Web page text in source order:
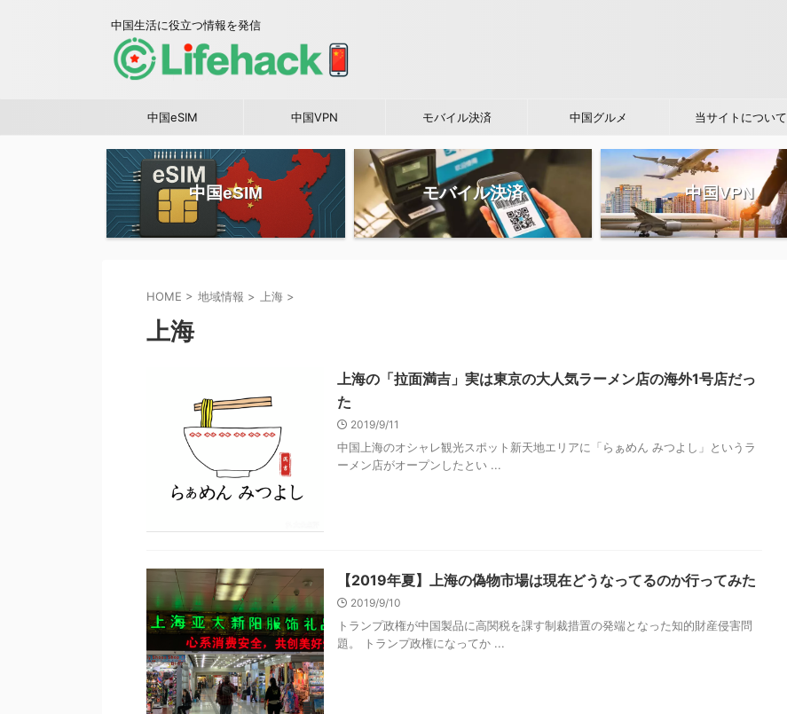
中国生活に役立つ情報を発信
中国eSIM 中国VPN モバイル決済 中国グルメ 当サイトについて
中国eSIM モバイル決済 中国VPN
HOME > 地域情報 > 上海 >
上海
上海の「拉面満吉」実は東京の大人気ラーメン店の海外1号店だっ
た
2019/9/11
中国上海のオシャレ観光スポット新天地エリアに「らぁめん みつよし」というラ
ーメン店がオープンしたとい ...
【2019年夏】上海の偽物市場は現在どうなってるのか行ってみた
2019/9/10
トランプ政権が中国製品に高関税を課す制裁措置の発端となった知的財産侵害問
題。 トランプ政権になってか ...